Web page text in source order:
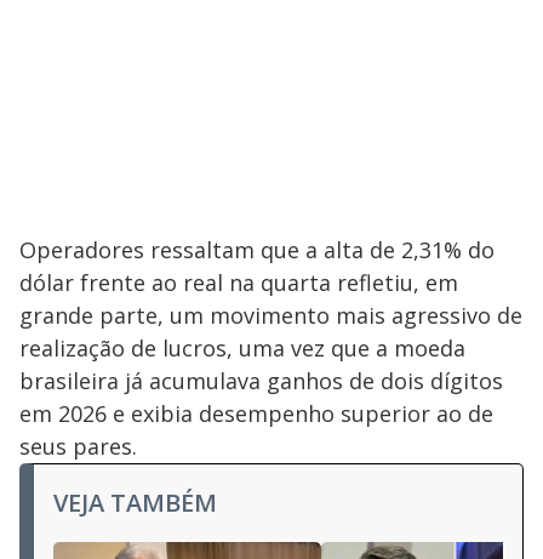
Operadores ressaltam que a alta de 2,31% do
dólar frente ao real na quarta refletiu, em
grande parte, um movimento mais agressivo de
realização de lucros, uma vez que a moeda
brasileira já acumulava ganhos de dois dígitos
em 2026 e exibia desempenho superior ao de
seus pares.
VEJA TAMBÉM